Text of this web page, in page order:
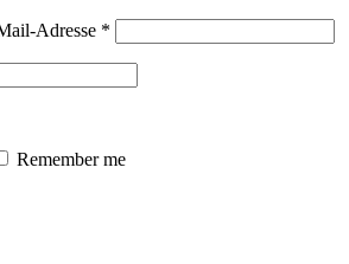
Adresse *
Remember me